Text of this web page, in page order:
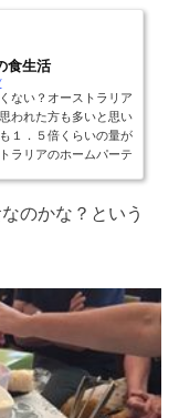
食生活
ない？オーストラリア
われた方も多いと思い
１．５倍くらいの量が
ラリアのホームパーテ
のかな？という